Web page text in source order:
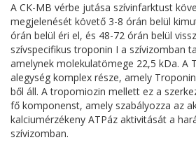
A CK-MB vérbe jutása szívinfarktust
megjelenését követő 3-8 órán belül
órán belül éri el, és 48-72 órán belül
szívspecifikus troponin I a szívizomban
amelynek molekulatömege 22,5 kDa. A
alegység komplex része, amely
ből áll. A tropomiozin mellett ez a
fő komponenst, amely szabályozza az
kalciumérzékeny ATPáz aktivitását a
szívizomban.